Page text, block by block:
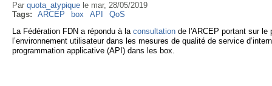
Par quota_atypique le mar, 28/05/2019
Tags:
ARCEP box API
QoS
La Fédération FDN a répondu à la consultation de l'ARCEP portant sur le
l’environnement utilisateur dans les mesures de qualité de service
programmation applicative (API) dans les box.